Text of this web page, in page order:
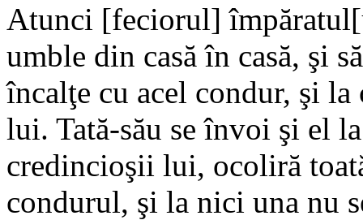
Atunci [feciorul]
umble din casă în casă, şi
încalţe cu acel condur, şi la
lui. Tată-său se învoi şi el
credincioşii lui, ocoliră
condurul, şi la nici una nu